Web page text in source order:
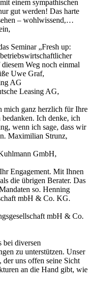
einem sympathischen
gut werden! Das harte
– wohlwissend,…
Seminar „Fresh up:
Weg noch einmal
Uwe Graf,
AG
Leasing AG,
mich ganz herzlich für Ihre
Ich denke, ich
wenn ich sage, dass wir
Maximilian Strunz,
GmbH,
Engagement. Mit Ihnen
die übrigen Berater. Das
so. Henning
mbH & Co. KG.
mbH & Co.
bei diversen
zu unterstützen. Unser
der uns offen seine Sicht
an die Hand gibt, wie